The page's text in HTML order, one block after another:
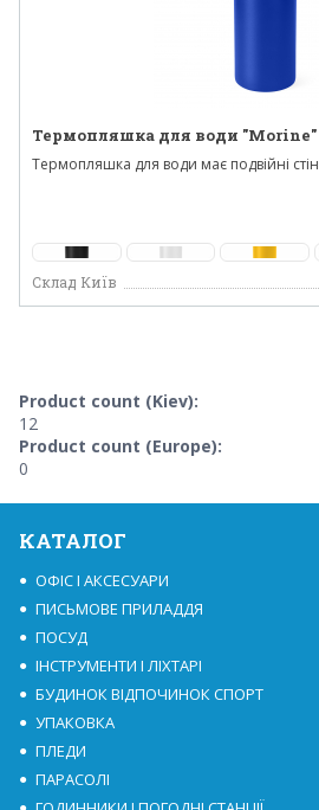
Термопляшка для води "Morine"
Термопляшка для води має подвійні
Склад Київ
Product count (Kiev):
12
Product count (Europe):
0
КАТАЛОГ
ОФІС І АКСЕСУАРИ
ПИСЬМОВЕ ПРИЛАДДЯ
ПОСУД
ІНСТРУМЕНТИ І ЛІХТАРІ
БУДИНОК ВІДПОЧИНОК СПОРТ
УПАКОВКА
ПЛЕДИ
ПАРАСОЛІ